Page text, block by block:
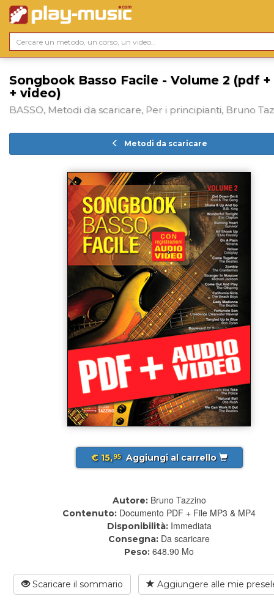
Songbook Basso Facile - Volume 2 (pdf +
+ video)
BASSO, Metodi da scaricare, Per i principianti, Bruno
Metodi da scaricare
€ 15,95 Aggiungi al carrello
Autore: Bruno Tazzino
Contenuto: Documento PDF + File MP3 & MP4
Disponibilità: Immediata
Consegna: Da scaricare
Peso: 648.90 Mo
Scaricare il sommario Aggiungere alle mie